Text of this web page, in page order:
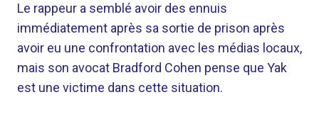
Le rappeur a semblé avoir des ennuis
immédiatement après sa sortie de prison après
avoir eu une confrontation avec les médias locaux,
mais son avocat Bradford Cohen pense que Yak
est une victime dans cette situation.